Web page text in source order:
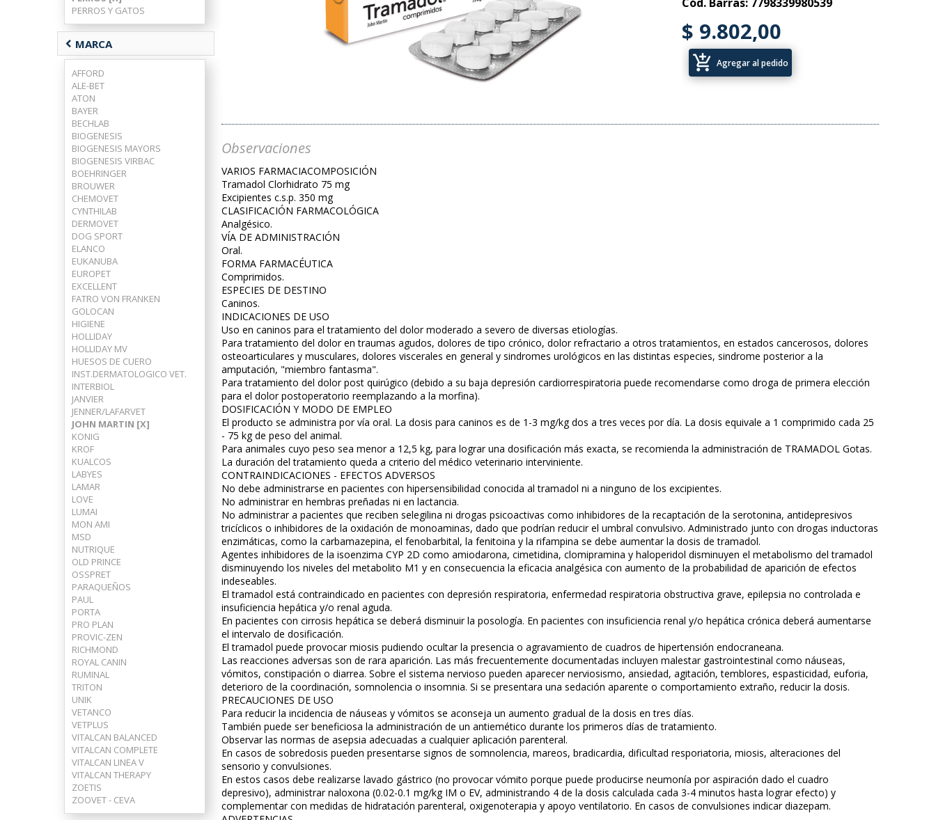
PERROS Y GATOS
chevron_left MARCA
AFFORD
ALE-BET
ATON
BAYER
BECHLAB
BIOGENESIS
BIOGENESIS MAYORS
BIOGENESIS VIRBAC
BOEHRINGER
BROUWER
CHEMOVET
CYNTHILAB
DERMOVET
DOG SPORT
ELANCO
EUKANUBA
EUROPET
EXCELLENT
FATRO VON FRANKEN
GOLOCAN
HIGIENE
HOLLIDAY
HOLLIDAY MV
HUESOS DE CUERO
INST.DERMATOLOGICO VET.
INTERBIOL
JANVIER
JENNER/LAFARVET
JOHN MARTIN [X]
KONIG
KROF
KUALCOS
LABYES
LAMAR
LOVE
LUMAI
MON AMI
MSD
NUTRIQUE
OLD PRINCE
OSSPRET
PARAQUEÑOS
PAUL
PORTA
PRO PLAN
PROVIC-ZEN
RICHMOND
ROYAL CANIN
RUMINAL
TRITON
UNIK
VETANCO
VETPLUS
VITALCAN BALANCED
VITALCAN COMPLETE
VITALCAN LINEA V
VITALCAN THERAPY
ZOETIS
ZOOVET - CEVA
$ 9.802,00
add_shopping_cart Agregar al pedido
Observaciones
VARIOS FARMACIACOMPOSICIÓN
Tramadol Clorhidrato 75 mg
Excipientes c.s.p. 350 mg
CLASIFICACIÓN FARMACOLÓGICA
Analgésico.
VÍA DE ADMINISTRACIÓN
Oral.
FORMA FARMACÉUTICA
Comprimidos.
ESPECIES DE DESTINO
Caninos.
INDICACIONES DE USO
Uso en caninos para el tratamiento del dolor moderado a severo de diversas etiologías.
Para tratamiento del dolor en traumas agudos, dolores de tipo crónico, dolor refractario a otros tratamientos, en estados cancerosos, dolores
osteoarticulares y musculares, dolores viscerales en general y sindromes urológicos en las distintas especies, sindrome posterior a la
amputación, "miembro fantasma".
Para tratamiento del dolor post quirúgico (debido a su baja depresión cardiorrespiratoria puede recomendarse como droga de primera elección
para el dolor postoperatorio reemplazando a la morfina).
DOSIFICACIÓN Y MODO DE EMPLEO
El producto se administra por vía oral. La dosis para caninos es de 1-3 mg/kg dos a tres veces por día. La dosis equivale a 1 comprimido cada 25
- 75 kg de peso del animal.
Para animales cuyo peso sea menor a 12,5 kg, para lograr una dosificación más exacta, se recomienda la administración de TRAMADOL Gotas.
La duración del tratamiento queda a criterio del médico veterinario interviniente.
CONTRAINDICACIONES - EFECTOS ADVERSOS
No debe administrarse en pacientes con hipersensibilidad conocida al tramadol ni a ninguno de los excipientes.
No administrar en hembras preñadas ni en lactancia.
No administrar a pacientes que reciben selegilina ni drogas psicoactivas como inhibidores de la recaptación de la serotonina, antidepresivos
tricíclicos o inhibidores de la oxidación de monoaminas, dado que podrían reducir el umbral convulsivo. Administrado junto con drogas inductoras
enzimáticas, como la carbamazepina, el fenobarbital, la fenitoina y la rifampina se debe aumentar la dosis de tramadol.
Agentes inhibidores de la isoenzima CYP 2D como amiodarona, cimetidina, clomipramina y haloperidol disminuyen el metabolismo del tramadol
disminuyendo los niveles del metabolito M1 y en consecuencia la eficacia analgésica con aumento de la probabilidad de aparición de efectos
indeseables.
El tramadol está contraindicado en pacientes con depresión respiratoria, enfermedad respiratoria obstructiva grave, epilepsia no controlada e
insuficiencia hepática y/o renal aguda.
En pacientes con cirrosis hepática se deberá disminuir la posología. En pacientes con insuficiencia renal y/o hepática crónica deberá aumentarse
el intervalo de dosificación.
El tramadol puede provocar miosis pudiendo ocultar la presencia o agravamiento de cuadros de hipertensión endocraneana.
Las reacciones adversas son de rara aparición. Las más frecuentemente documentadas incluyen malestar gastrointestinal como náuseas,
vómitos, constipación o diarrea. Sobre el sistema nervioso pueden aparecer nerviosismo, ansiedad, agitación, temblores, espasticidad, euforia,
deterioro de la coordinación, somnolencia o insomnia. Si se presentara una sedación aparente o comportamiento extraño, reducir la dosis.
PRECAUCIONES DE USO
Para reducir la incidencia de náuseas y vómitos se aconseja un aumento gradual de la dosis en tres días.
También puede ser beneficiosa la administración de un antiemético durante los primeros días de tratamiento.
Observar las normas de asepsia adecuadas a cualquier aplicación parenteral.
En casos de sobredosis pueden presentarse signos de somnolencia, mareos, bradicardia, dificultad resporiatoria, miosis, alteraciones del
sensorio y convulsiones.
En estos casos debe realizarse lavado gástrico (no provocar vómito porque puede producirse neumonía por aspiración dado el cuadro
depresivo), administrar naloxona (0.02-0.1 mg/kg IM o EV, administrando 4 de la dosis calculada cada 3-4 minutos hasta lograr efecto) y
complementar con medidas de hidratación parenteral, oxigenoterapia y apoyo ventilatorio. En casos de convulsiones indicar diazepam.